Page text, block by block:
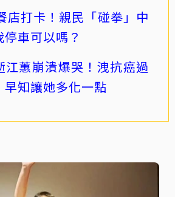
店打卡！親民「碰拳」中
車可以嗎？
江蕙崩潰爆哭！洩抗癌過
早知讓她多化一點